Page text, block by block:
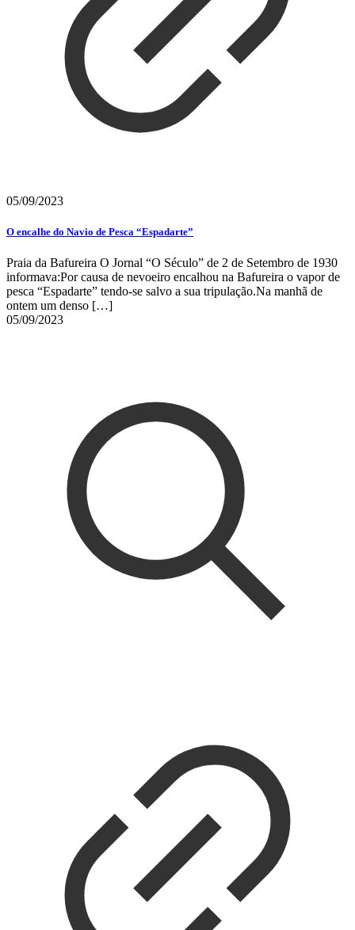
05/09/2023
O encalhe do Navio de Pesca “Espadarte”
Praia da Bafureira O Jornal “O Século” de 2 de Setembro de 1930
informava:Por causa de nevoeiro encalhou na Bafureira o vapor de
pesca “Espadarte” tendo-se salvo a sua tripulação.Na manhã de
ontem um denso […]
05/09/2023